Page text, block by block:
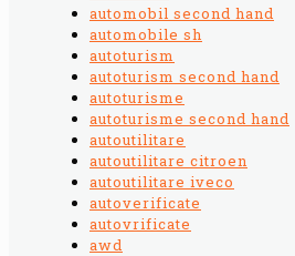
automobil second hand
automobile sh
autoturism
autoturism second hand
autoturisme
autoturisme second hand
autoutilitare
autoutilitare citroen
autoutilitare iveco
autoverificate
autovrificate
awd